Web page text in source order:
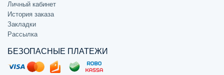
Личный кабинет
История заказа
Закладки
Рассылка
БЕЗОПАСНЫЕ ПЛАТЕЖИ